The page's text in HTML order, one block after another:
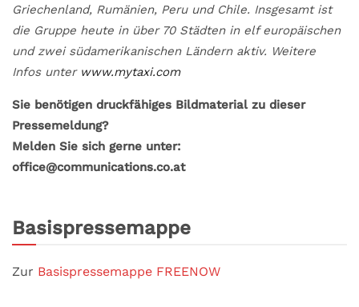
Griechenland, Rumänien, Peru und Chile. Insgesamt ist
die Gruppe heute in über 70 Städten in elf europäischen
und zwei südamerikanischen Ländern aktiv. Weitere
Infos unter www.mytaxi.com
Sie benötigen druckfähiges Bildmaterial zu dieser
Pressemeldung?
Melden Sie sich gerne unter:
office@communications.co.at
Basispressemappe
Zur Basispressemappe FREENOW